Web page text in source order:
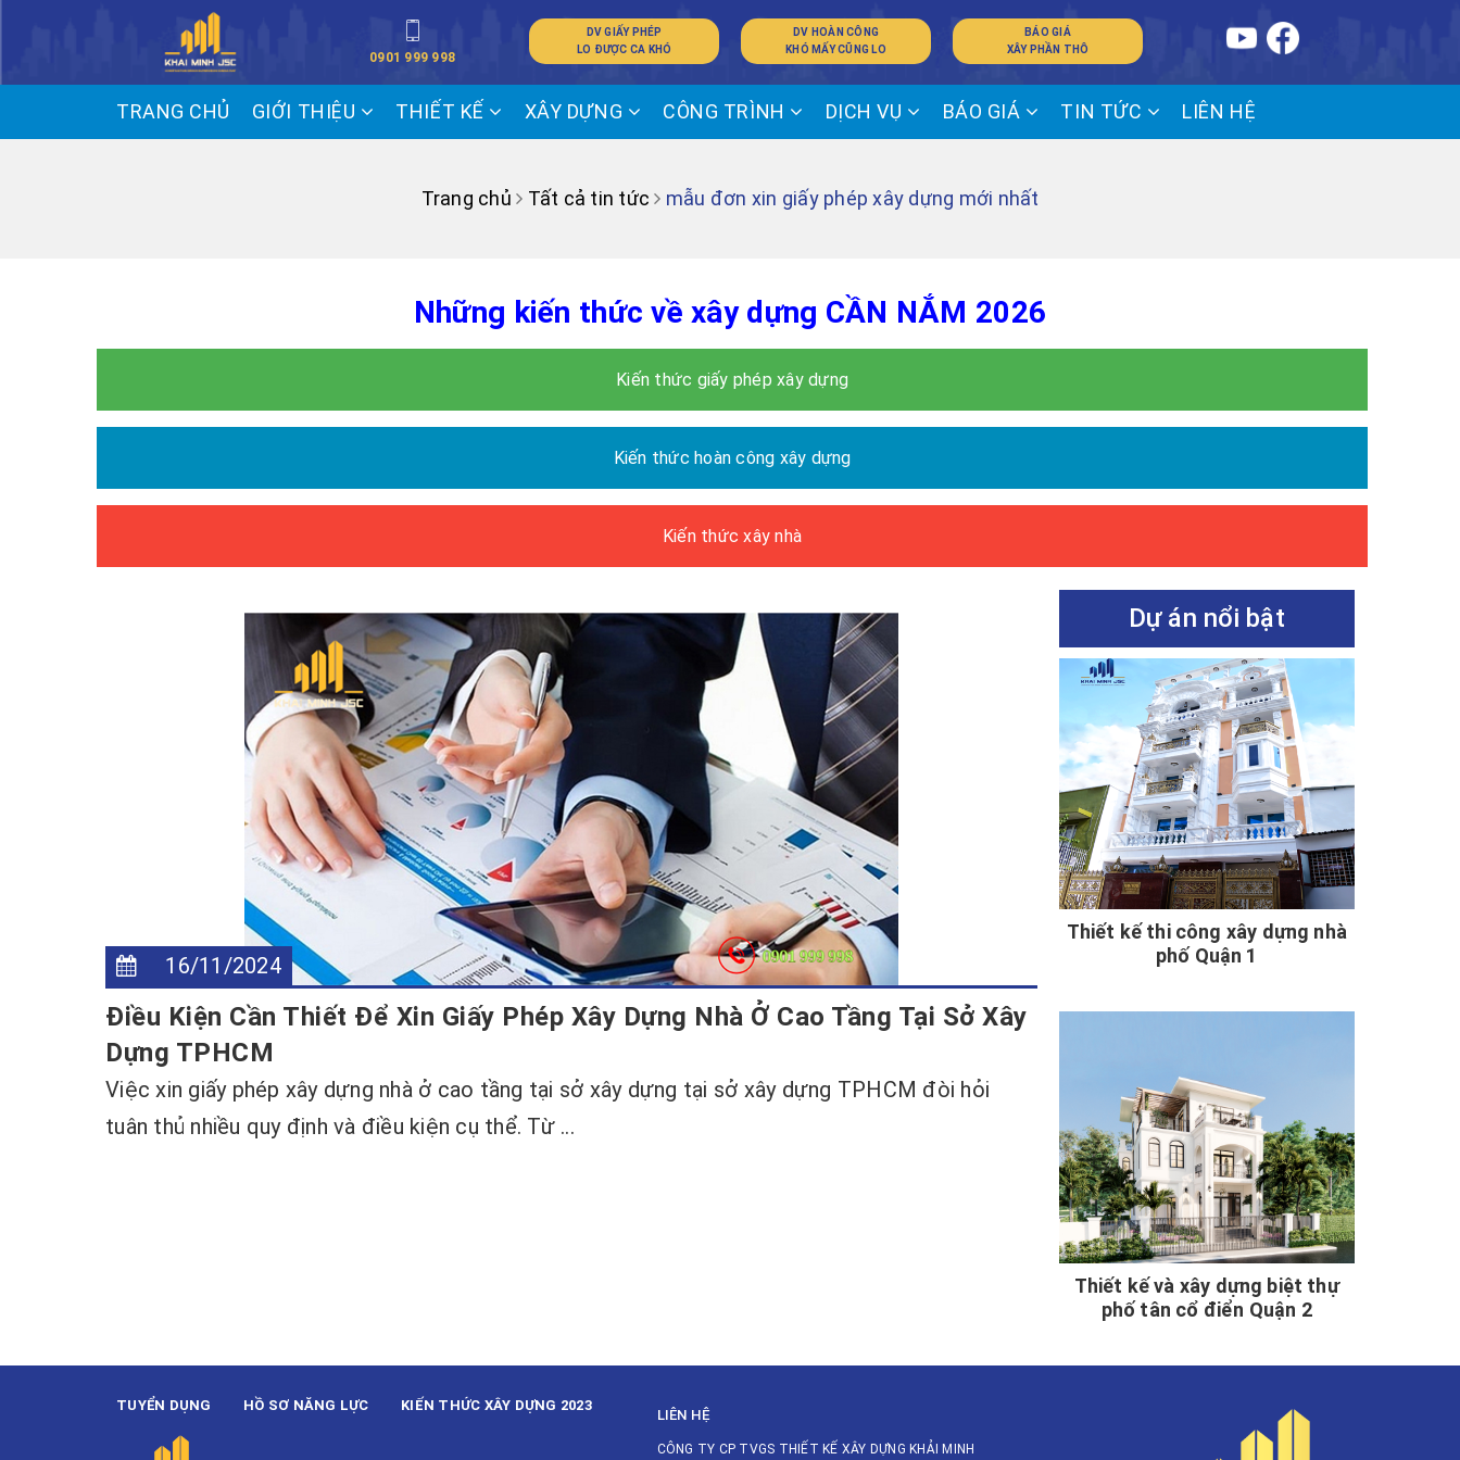
0901 999 998
DV GIẤY PHÉP
LO ĐƯỢC CA KHÓ
DV HOÀN CÔNG
KHÓ MẤY CŨNG LO
BÁO GIÁ
XÂY PHẦN THÔ
TRANG CHỦ GIỚI THIỆU THIẾT KẾ XÂY DỰNG CÔNG TRÌNH DỊCH VỤ BÁO GIÁ TIN TỨC LIÊN HỆ
Trang chủ Tất cả tin tức mẫu đơn xin giấy phép xây dựng mới nhất
Những kiến thức về xây dựng CẦN NẮM 2026
Kiến thức giấy phép xây dựng
Kiến thức hoàn công xây dựng
Kiến thức xây nhà
16/11/2024
Điều Kiện Cần Thiết Để Xin Giấy Phép Xây Dựng Nhà Ở Cao Tầng Tại Sở Xây
Dựng TPHCM
Việc xin giấy phép xây dựng nhà ở cao tầng tại sở xây dựng tại sở xây dựng TPHCM đòi hỏi
tuân thủ nhiều quy định và điều kiện cụ thể. Từ ...
Dự án nổi bật
Thiết kế thi công xây dựng nhà
phố Quận 1
Thiết kế và xây dựng biệt thự
phố tân cổ điển Quận 2
TUYỂN DỤNG HỒ SƠ NĂNG LỰC KIẾN THỨC XÂY DỰNG 2023
LIÊN HỆ
CÔNG TY CP TVGS THIẾT KẾ XÂY DỰNG KHẢI MINH